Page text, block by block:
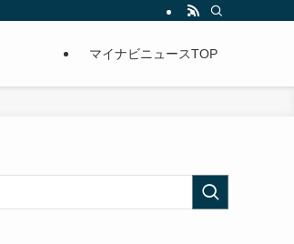
マイナビニュースTOP